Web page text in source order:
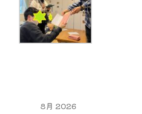
8月 2026